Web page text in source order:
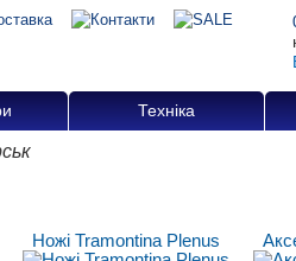
Техніка
Ножі Tramontina Plenus